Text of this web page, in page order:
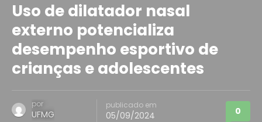
Uso de dilatador nasal
externo potencializa
desempenho esportivo de
crianças e adolescentes
por
UFMG
publicado em
05/09/2024 0